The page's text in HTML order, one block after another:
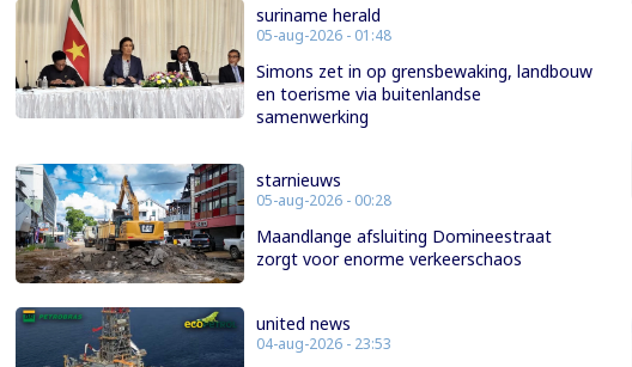
suriname herald
05-aug-2026 - 01:48
Simons zet in op grensbewaking, landbouw
en toerisme via buitenlandse
samenwerking
starnieuws
05-aug-2026 - 00:28
Maandlange afsluiting Domineestraat
zorgt voor enorme verkeerschaos
united news
04-aug-2026 - 23:53